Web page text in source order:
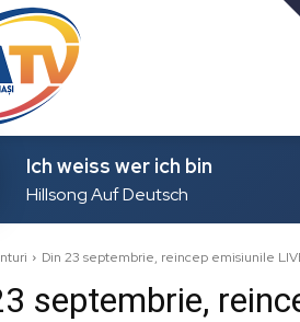
Ich weiss wer ich bin
Hillsong Auf Deutsch
Din 23 septembrie, reincep emisiunile
septembrie,